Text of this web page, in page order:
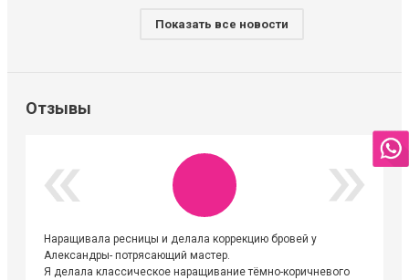
Показать все новости
Отзывы
Наращивала ресницы и делала коррекцию бровей у
Александры- потрясающий мастер.
Я делала классическое наращивание тёмно-коричневого